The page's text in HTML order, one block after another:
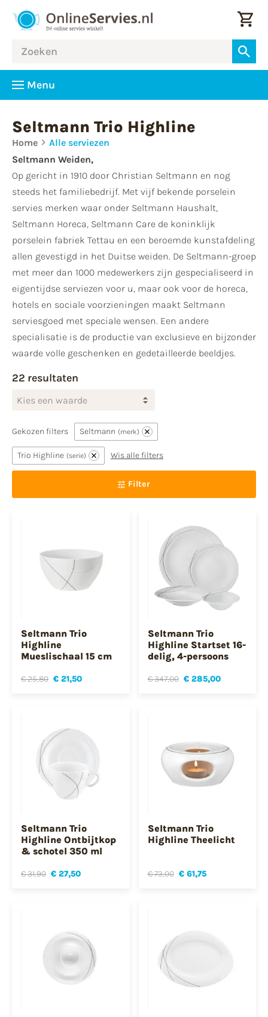
Menu
Seltmann Trio Highline
Home
Alle serviezen
Seltmann Weiden,
Op gericht in 1910 door Christian Seltmann en nog
steeds het familiebedrijf. Met vijf bekende porselein
servies merken waar onder Seltmann Haushalt,
Seltmann Horeca, Seltmann Care de koninklijk
porselein fabriek Tettau en een beroemde kunstafdeling
allen gevestigd in het Duitse weiden. De Seltmann-groep
met meer dan 1000 medewerkers zijn gespecialiseerd in
eigentijdse serviezen voor u, maar ook voor de horeca,
hotels en sociale voorzieningen maakt Seltmann
serviesgoed met speciale wensen. Een andere
specialisatie is de productie van exclusieve en bijzonder
waarde volle geschenken en gedetailleerde beeldjes.
22 resultaten
Kies een waarde
Gekozen filters Seltmann merk
Trio Highline serie Wis alle filters
Filter
Seltmann Trio
Highline
Mueslischaal 15 cm
€ 25,80 € 21,50
Seltmann Trio
Highline Startset 16-
delig, 4-persoons
€ 347,00 € 285,00
Seltmann Trio
Highline Ontbijtkop
& schotel 350 ml
€ 31,90 € 27,50
Seltmann Trio
Highline Theelicht
€ 73,00 € 61,75